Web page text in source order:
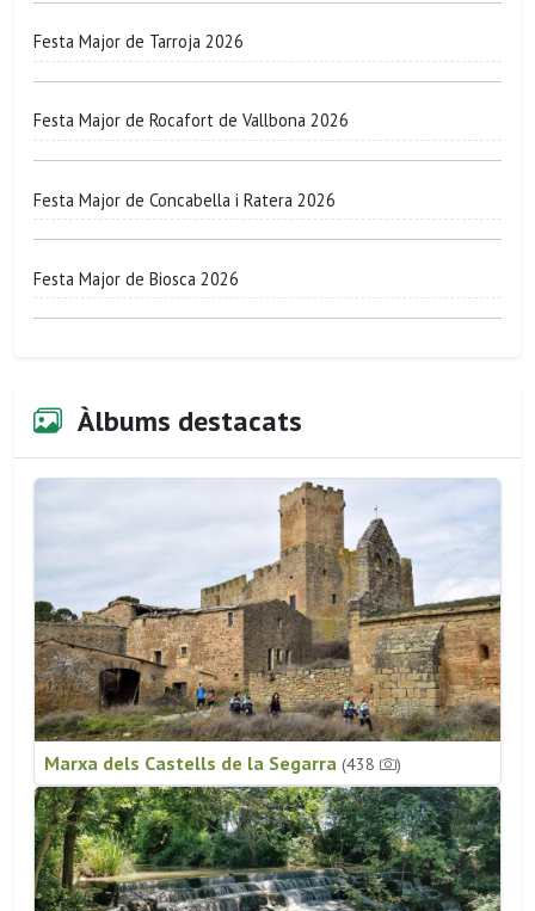
Festa Major de Tarroja 2026
Festa Major de Rocafort de Vallbona 2026
Festa Major de Concabella i Ratera 2026
Festa Major de Biosca 2026
Àlbums destacats
Marxa dels Castells de la Segarra (438 )